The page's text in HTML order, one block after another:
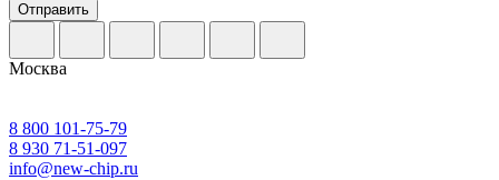
Отправить
Москва
8 800 101-75-79
8 930 71-51-097
info@new-chip.ru